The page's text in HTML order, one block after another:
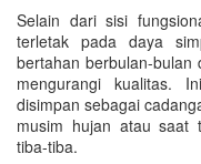
Selain dari sisi
terletak pada daya
bertahan berbulan-bulan
mengurangi kualitas.
disimpan sebagai
musim hujan atau saat
tiba-tiba.